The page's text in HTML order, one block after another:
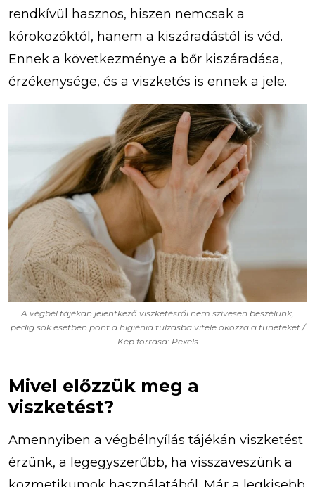
rendkívül hasznos, hiszen nemcsak a
kórokozóktól, hanem a kiszáradástól is véd.
Ennek a következménye a bőr kiszáradása,
érzékenysége, és a viszketés is ennek a jele.
A végbél tájékán jelentkező viszketésről nem szívesen beszélünk,
pedig sok esetben pont a higiénia túlzásba vitele okozza a tüneteket /
Kép forrása: Pexels
Mivel előzzük meg a
viszketést?
Amennyiben a végbélnyílás tájékán viszketést
érzünk, a legegyszerűbb, ha visszaveszünk a